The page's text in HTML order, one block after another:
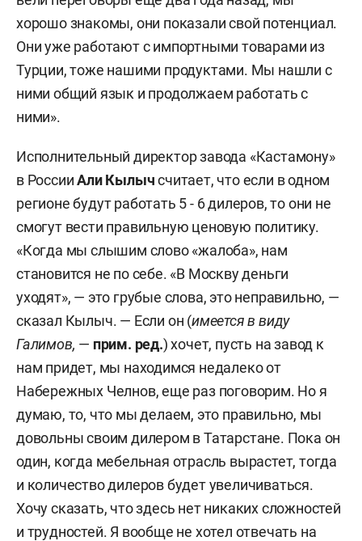
хорошо знакомы, они показали свой потенциал.
Они уже работают с импортными товарами из
Турции, тоже нашими продуктами. Мы нашли с
ними общий язык и продолжаем работать с
ними».
Исполнительный директор завода «Кастамону»
в РоссииАли Кылычсчитает, что если в одном
регионе будут работать 5 - 6 дилеров, то они не
смогут вести правильную ценовую политику.
«Когда мы слышим слово «жалоба», нам
становится не по себе. «В Москву деньги
уходят», — это грубые слова, это неправильно, —
сказал Кылыч. — Если он (имеется в виду
Галимов, — прим. ред.) хочет, пусть на завод к
нам придет, мы находимся недалеко от
Набережных Челнов, еще раз поговорим. Но я
думаю, то, что мы делаем, это правильно, мы
довольны своим дилером в Татарстане. Пока он
один, когда мебельная отрасль вырастет, тогда
и количество дилеров будет увеличиваться.
Хочу сказать, что здесь нет никаких сложностей
и трудностей. Я вообще не хотел отвечать на